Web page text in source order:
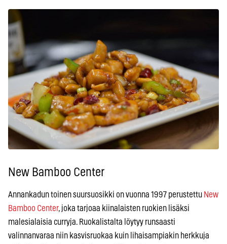
New Bamboo Center
Annankadun toinen suursuosikki on vuonna 1997 perustettu New
Bamboo Center, joka tarjoaa kiinalaisten ruokien lisäksi
malesialaisia curryja. Ruokalistalta löytyy runsaasti
valinnanvaraa niin kasvisruokaa kuin lihaisampiakin herkkuja